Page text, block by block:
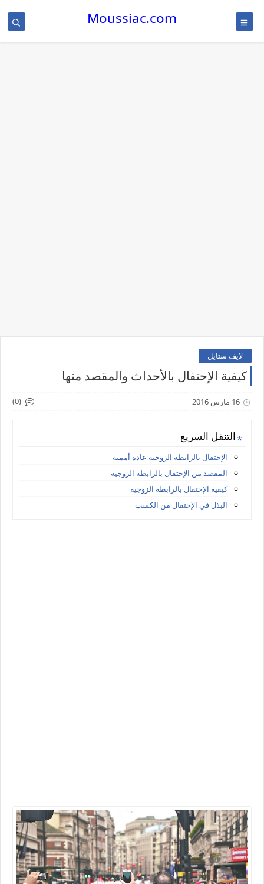
Moussiac.com
لايف ستايل
كيفية الإحتفال بالأحداث والمقصد منها
16 مارس 2016 (0)
التنقل السريع
الإحتفال بالرابطة الزوجية عادة أممية
المقصد من الإحتفال بالرابطة الزوجية
كيفية الإحتفال بالرابطة الزوجية
البذل في الإحتفال من الكسب